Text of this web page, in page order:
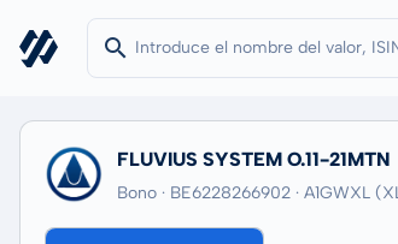
FLUVIUS SYSTEM O.11-21MTN
Bono · BE6228266902 · A1GWXL